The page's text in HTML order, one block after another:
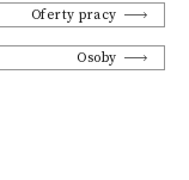
Oferty pracy
Osoby